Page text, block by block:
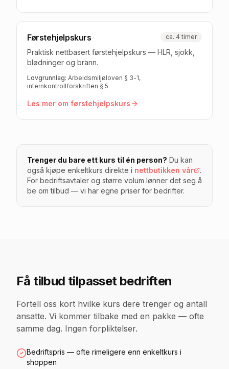
Førstehjelpskurs ca. 4 timer
Praktisk nettbasert førstehjelpskurs — HLR, sjokk,
blødninger og brann.
Lovgrunnlag: Arbeidsmiljøloven § 3-1,
internkontrollforskriften § 5
Les mer om førstehjelpskurs
Trenger du bare ett kurs til én person? Du kan
også kjøpe enkeltkurs direkte i nettbutikken vår
.
For bedriftsavtaler og større volum lønner det seg å
be om tilbud — vi har egne priser for bedrifter.
Få tilbud tilpasset bedriften
Fortell oss kort hvilke kurs dere trenger og antall
ansatte. Vi kommer tilbake med en pakke — ofte
samme dag. Ingen forpliktelser.
Bedriftspris — ofte rimeligere enn enkeltkurs i
shoppen